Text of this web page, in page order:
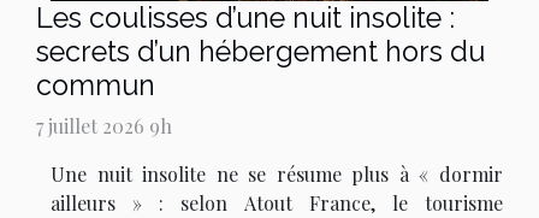
Les coulisses d’une nuit insolite :
secrets d’un hébergement hors du
commun
7 juillet 2026 9h
Une nuit insolite ne se résume plus à « dormir
ailleurs » : selon Atout France, le tourisme